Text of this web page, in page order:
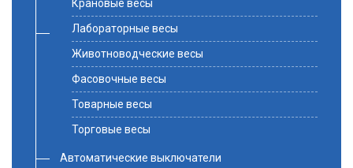
Крановые весы
Лабораторные весы
Животноводческие весы
Фасовочные весы
Товарные весы
Торговые весы
Автоматические выключатели